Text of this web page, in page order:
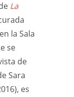
La
la Sala
se
de
Sara
es